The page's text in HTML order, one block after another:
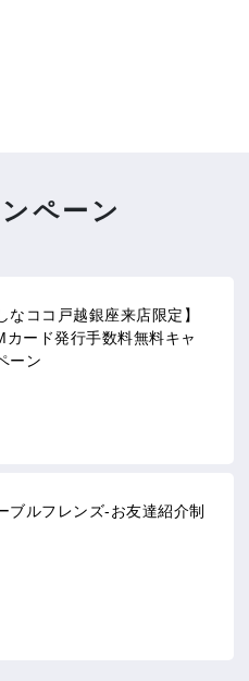
ペーン
なココ戸越銀座来店限定】
カード発行手数料無料キャ
ーン
ブルフレンズ-お友達紹介制